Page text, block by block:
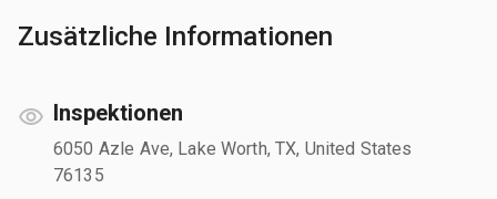
Zusätzliche Informationen
Inspektionen
6050 Azle Ave, Lake Worth, TX, United States
76135